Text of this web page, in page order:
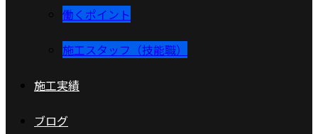
働くポイント
施工スタッフ（技能職）
施工実績
ブログ